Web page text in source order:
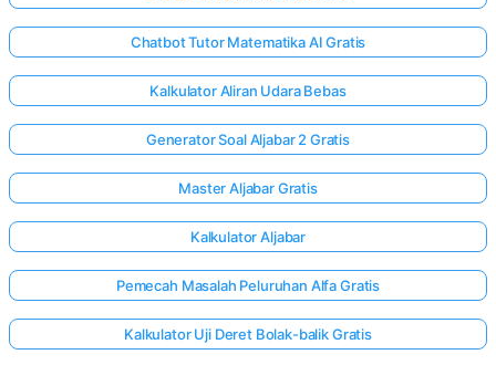
Chatbot Tutor Matematika AI Gratis
Kalkulator Aliran Udara Bebas
Generator Soal Aljabar 2 Gratis
Master Aljabar Gratis
Kalkulator Aljabar
Pemecah Masalah Peluruhan Alfa Gratis
Kalkulator Uji Deret Bolak-balik Gratis